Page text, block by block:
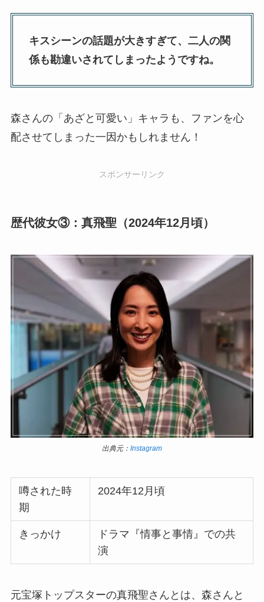
キスシーンの話題が大きすぎて、二人の関
係も勘違いされてしまったようですね。
森さんの「あざと可愛い」キャラも、ファンを心
配させてしまった一因かもしれません！
スポンサーリンク
歴代彼女③：真飛聖（2024年12月頃）
出典元： Instagram
噂された時
期
2024年12月頃
きっかけ
ドラマ『情事と事情』での共
演
元宝塚トップスターの真飛聖さんとは、森さんと